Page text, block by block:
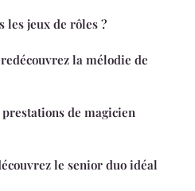
les jeux de rôles ?
la mélodie de
de magicien
le senior duo idéal